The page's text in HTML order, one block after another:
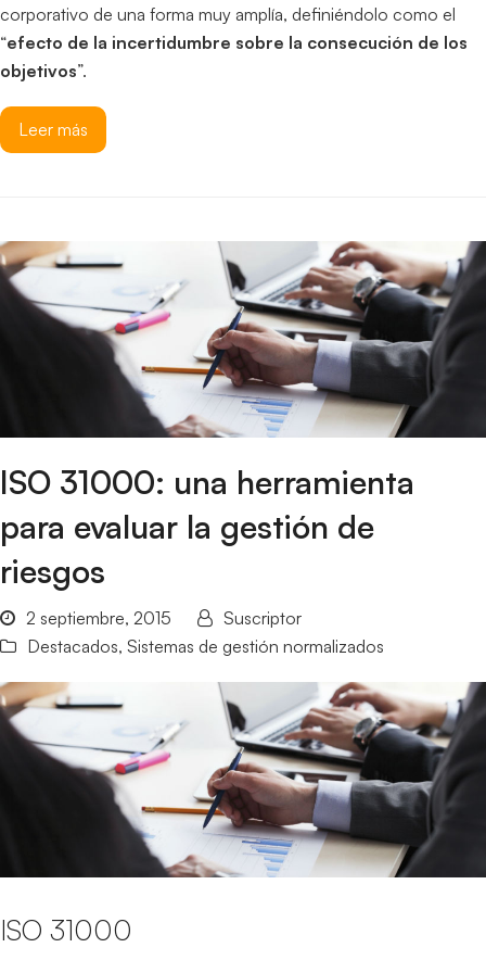
corporativo de una forma muy amplía, definiéndolo como el
“efecto de la incertidumbre sobre la consecución de los
objetivos”.
Leer más
ISO 31000: una herramienta
para evaluar la gestión de
riesgos
2 septiembre, 2015
Suscriptor
Destacados, Sistemas de gestión normalizados
ISO 31000